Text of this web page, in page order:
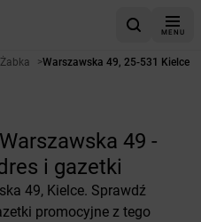
MENU
Żabka >Warszawska 49, 25-531 Kielce
49 -
i gazetki
49, Kielce. Sprawdź
promocyjne z tego